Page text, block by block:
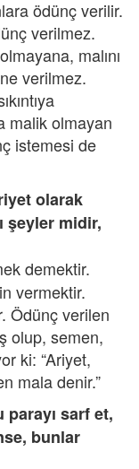
ödünç verilir.
verilmez.
malını
verilmez.
malik olmayan
istemesi de
olarak
şeyler midir,
demektir.
vermektir.
Ödünç verilen
olup, semen,
ki: “Ariyet,
mala denir.”
sarf et,
bunlar